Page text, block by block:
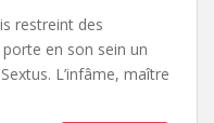
restreint des
en son sein un
L’infâme, maître